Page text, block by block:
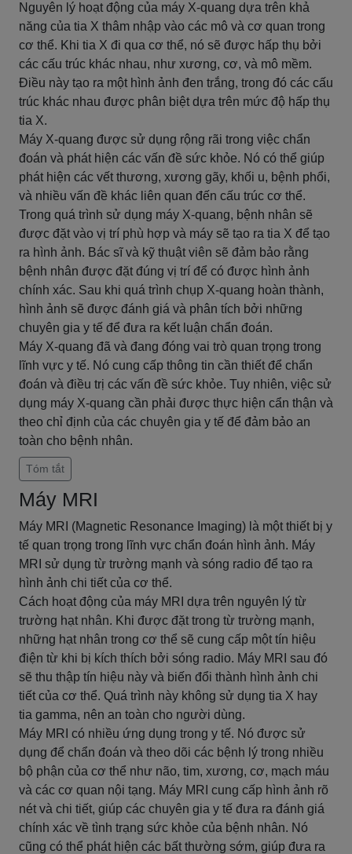
Nguyên lý hoạt động của máy X-quang dựa trên khả
năng của tia X thâm nhập vào các mô và cơ quan trong
cơ thể. Khi tia X đi qua cơ thể, nó sẽ được hấp thụ bởi
các cấu trúc khác nhau, như xương, cơ, và mô mềm.
Điều này tạo ra một hình ảnh đen trắng, trong đó các cấu
trúc khác nhau được phân biệt dựa trên mức độ hấp thụ
tia X.
Máy X-quang được sử dụng rộng rãi trong việc chẩn
đoán và phát hiện các vấn đề sức khỏe. Nó có thể giúp
phát hiện các vết thương, xương gãy, khối u, bệnh phổi,
và nhiều vấn đề khác liên quan đến cấu trúc cơ thể.
Trong quá trình sử dụng máy X-quang, bệnh nhân sẽ
được đặt vào vị trí phù hợp và máy sẽ tạo ra tia X để tạo
ra hình ảnh. Bác sĩ và kỹ thuật viên sẽ đảm bảo rằng
bệnh nhân được đặt đúng vị trí để có được hình ảnh
chính xác. Sau khi quá trình chụp X-quang hoàn thành,
hình ảnh sẽ được đánh giá và phân tích bởi những
chuyên gia y tế để đưa ra kết luận chẩn đoán.
Máy X-quang đã và đang đóng vai trò quan trọng trong
lĩnh vực y tế. Nó cung cấp thông tin cần thiết để chẩn
đoán và điều trị các vấn đề sức khỏe. Tuy nhiên, việc sử
dụng máy X-quang cần phải được thực hiện cẩn thận và
theo chỉ định của các chuyên gia y tế để đảm bảo an
toàn cho bệnh nhân.
Tóm tắt
Máy MRI
Máy MRI (Magnetic Resonance Imaging) là một thiết bị y
tế quan trọng trong lĩnh vực chẩn đoán hình ảnh. Máy
MRI sử dụng từ trường mạnh và sóng radio để tạo ra
hình ảnh chi tiết của cơ thể.
Cách hoạt động của máy MRI dựa trên nguyên lý từ
trường hạt nhân. Khi được đặt trong từ trường mạnh,
những hạt nhân trong cơ thể sẽ cung cấp một tín hiệu
điện từ khi bị kích thích bởi sóng radio. Máy MRI sau đó
sẽ thu thập tín hiệu này và biến đổi thành hình ảnh chi
tiết của cơ thể. Quá trình này không sử dụng tia X hay
tia gamma, nên an toàn cho người dùng.
Máy MRI có nhiều ứng dụng trong y tế. Nó được sử
dụng để chẩn đoán và theo dõi các bệnh lý trong nhiều
bộ phận của cơ thể như não, tim, xương, cơ, mạch máu
và các cơ quan nội tạng. Máy MRI cung cấp hình ảnh rõ
nét và chi tiết, giúp các chuyên gia y tế đưa ra đánh giá
chính xác về tình trạng sức khỏe của bệnh nhân. Nó
cũng có thể phát hiện các bất thường sớm, giúp đưa ra